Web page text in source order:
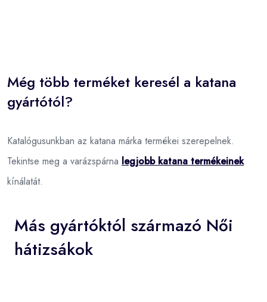
Még több terméket keresél a katana
gyártótól?
Katalógusunkban az katana márka termékei szerepelnek.
Tekintse meg a varázspárna legjobb katana termékeinek
kínálatát.
Más gyártóktól származó Női
hátizsákok